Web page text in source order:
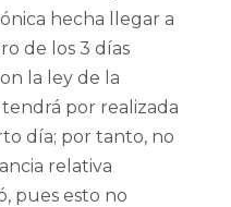
hecha llegar a
de los 3 días
la ley de la
por realizada
día; por tanto, no
relativa
pues esto no